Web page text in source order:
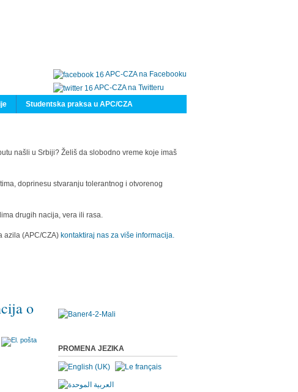
APC-CZA na Facebooku
APC-CZA na Twitteru
Studentska praksa u APC/CZA
našli u Srbiji? Želiš da slobodno vreme koje imaš
doprinesu stvaranju tolerantnog i otvorenog
drugih nacija, vera ili rasa.
azila (APC/CZA) kontaktiraj nas za više informacija.
o
PROMENA JEZIKA